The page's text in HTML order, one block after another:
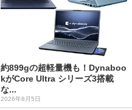
約899gの超軽量機も！Dynaboo
kがCore Ultra シリーズ3搭載
な...
2026年8月5日